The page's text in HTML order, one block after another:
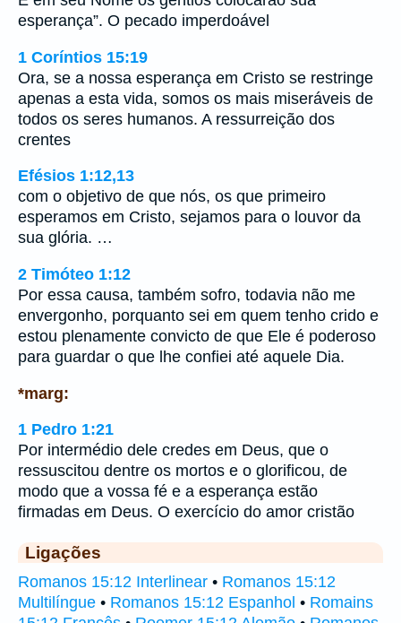
esperança”. O pecado imperdoável
1 Coríntios 15:19
Ora, se a nossa esperança em Cristo se restringe
apenas a esta vida, somos os mais miseráveis de
todos os seres humanos. A ressurreição dos
crentes
Efésios 1:12,13
com o objetivo de que nós, os que primeiro
esperamos em Cristo, sejamos para o louvor da
sua glória. …
2 Timóteo 1:12
Por essa causa, também sofro, todavia não me
envergonho, porquanto sei em quem tenho crido e
estou plenamente convicto de que Ele é poderoso
para guardar o que lhe confiei até aquele Dia.
*marg:
1 Pedro 1:21
Por intermédio dele credes em Deus, que o
ressuscitou dentre os mortos e o glorificou, de
modo que a vossa fé e a esperança estão
firmadas em Deus. O exercício do amor cristão
Ligações
Romanos 15:12 Interlinear • Romanos 15:12
Multilíngue • Romanos 15:12 Espanhol • Romains